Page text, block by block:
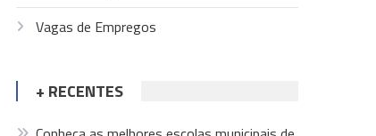
Vagas de Empregos
+ RECENTES